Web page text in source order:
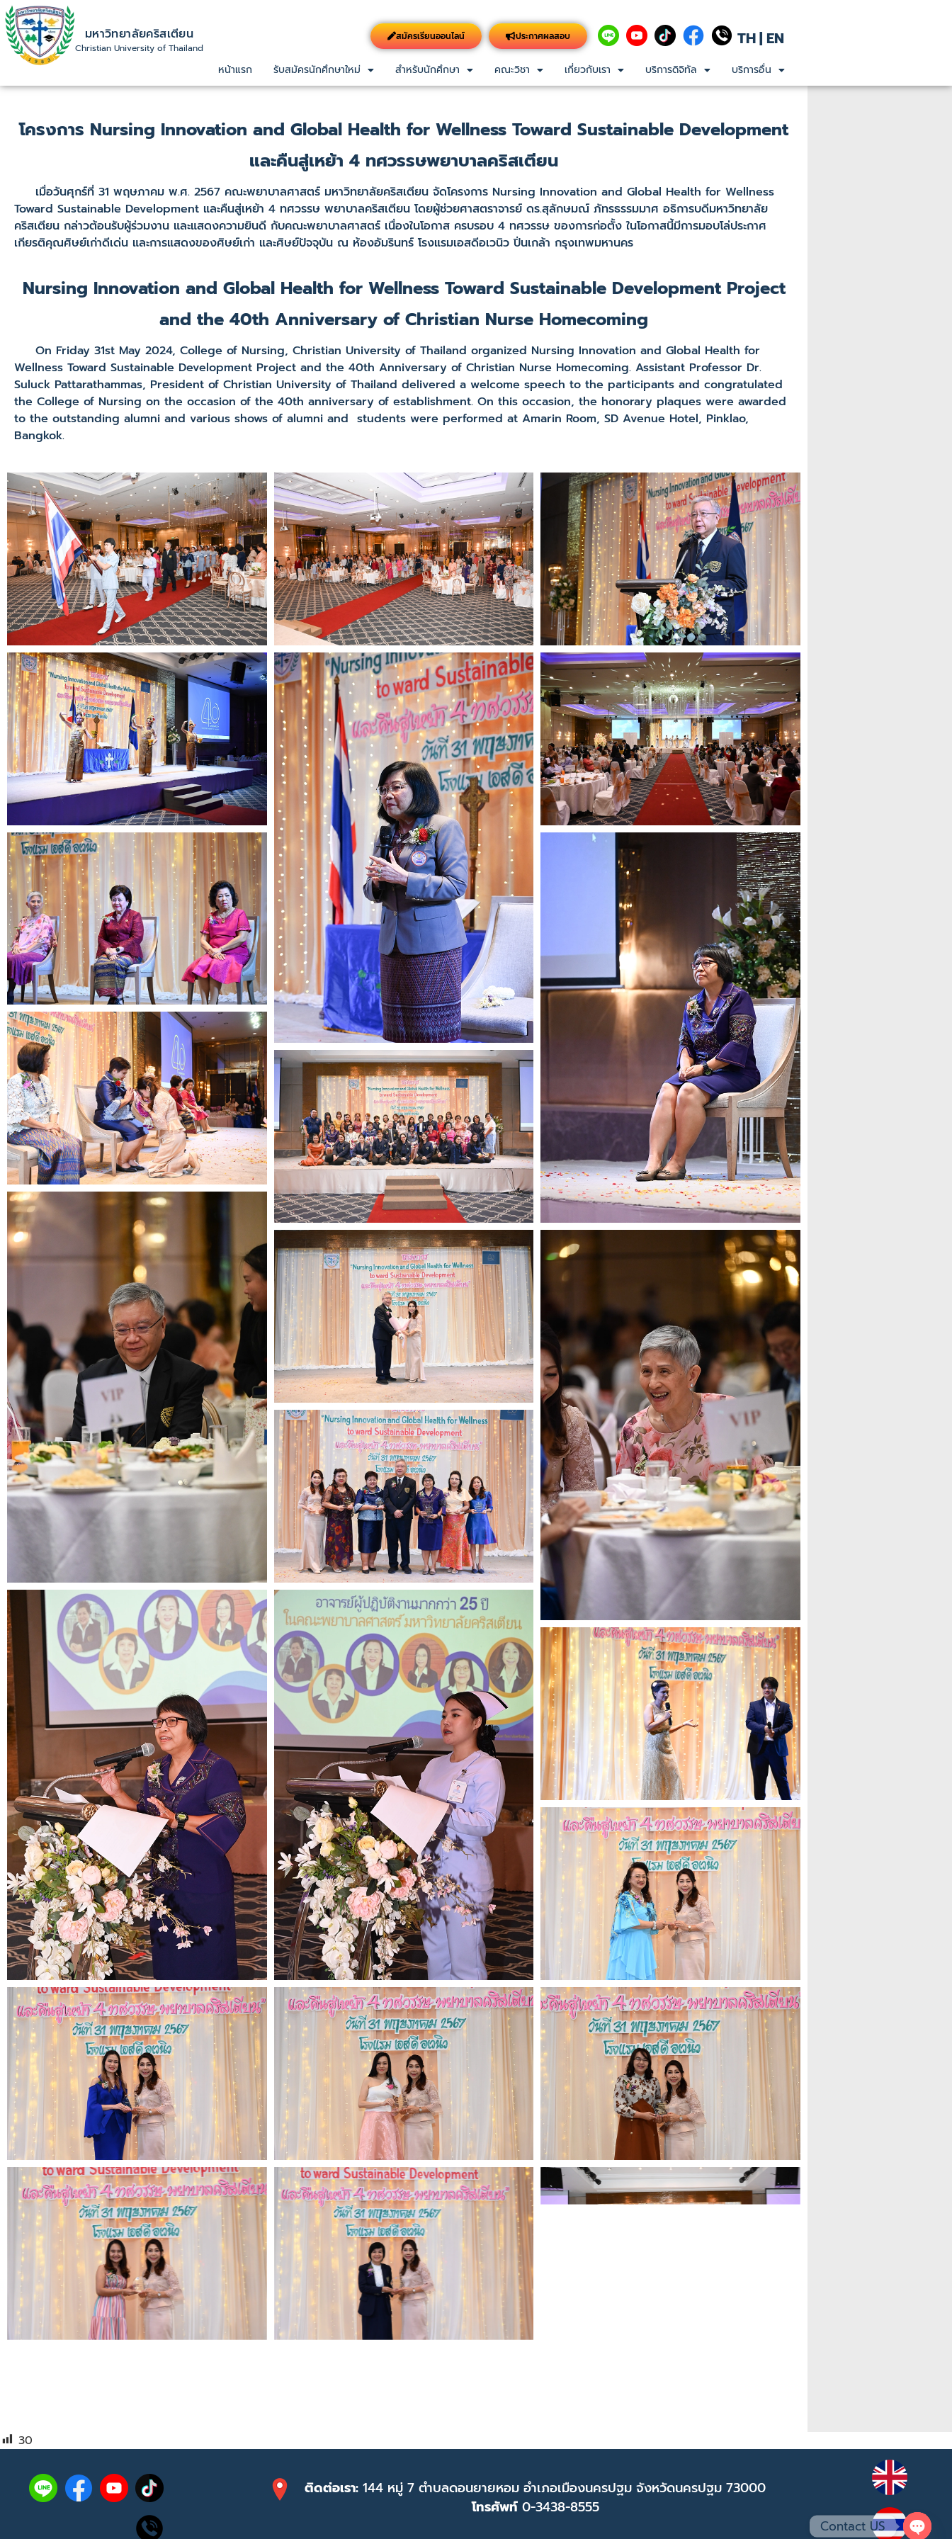
มหาวิทยาลัยคริสเตียน
Christian University of Thailand
สมัครเรียนออนไลน์ ประกาศผลสอบ TH| EN
หน้าแรก รับสมัครนักศึกษาใหม่ สำหรับนักศึกษา คณะวิชา เกี่ยวกับเรา บริการดิจิทัล บริการอื่น
โครงการ Nursing Innovation and Global Health for Wellness Toward Sustainable Development
และคืนสู่เหย้า 4 ทศวรรษพยาบาลคริสเตียน
เมื่อวันศุกร์ที่ 31 พฤษภาคม พ.ศ. 2567 คณะพยาบาลศาสตร์ มหาวิทยาลัยคริสเตียน จัดโครงการ Nursing Innovation and Global Health for Wellness
Toward Sustainable Development และคืนสู่เหย้า 4 ทศวรรษ พยาบาลคริสเตียน โดยผู้ช่วยศาสตราจารย์ ดร.สุลักษมณ์ ภัทรธรรมมาศ อธิการบดีมหาวิทยาลัย
คริสเตียน กล่าวต้อนรับผู้ร่วมงาน และแสดงความยินดี กับคณะพยาบาลศาสตร์ เนื่องในโอกาส ครบรอบ 4 ทศวรรษ ของการก่อตั้ง ในโอกาสนี้มีการมอบโล่ประกาศ
เกียรติคุณศิษย์เก่าดีเด่น และการแสดงของศิษย์เก่า และศิษย์ปัจจุบัน ณ ห้องอัมรินทร์ โรงแรมเอสดีอเวนิว ปิ่นเกล้า กรุงเทพมหานคร
Nursing Innovation and Global Health for Wellness Toward Sustainable Development Project
and the 40th Anniversary of Christian Nurse Homecoming
On Friday 31st May 2024, College of Nursing, Christian University of Thailand organized Nursing Innovation and Global Health for
Wellness Toward Sustainable Development Project and the 40th Anniversary of Christian Nurse Homecoming. Assistant Professor Dr.
Suluck Pattarathammas, President of Christian University of Thailand delivered a welcome speech to the participants and congratulated
the College of Nursing on the occasion of the 40th anniversary of establishment. On this occasion, the honorary plaques were awarded
to the outstanding alumni and various shows of alumni and students were performed at Amarin Room, SD Avenue Hotel, Pinklao,
Bangkok.
30
ติดต่อเรา:144 หมู่ 7 ตำบลดอนยายหอม อำเภอเมืองนครปฐม จังหวัดนครปฐม 73000
โทรศัพท์0-3438-8555
Contact US